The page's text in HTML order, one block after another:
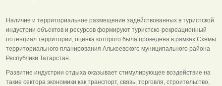
Наличие и территориальное размещение задействованных в туристской
индустрии объектов и ресурсов формируют туристско-рекреационный
потенциал территории, оценка которого была проведена в рамках Схемы
территориального планирования Алькеевского муниципального района
Республики Татарстан.
Развитие индустрии отдыха оказывает стимулирующее воздействие на
такие сектора экономики как транспорт, связь, торговля, строительство,